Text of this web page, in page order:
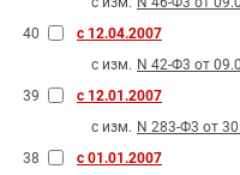
40
с 12.04.2007
с изм. N 42-Ф3 от
39
с 12.01.2007
с изм. N 283-Ф3 от
38
с 01.01.2007